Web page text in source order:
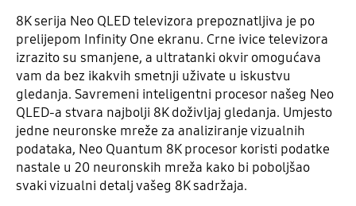
8K serija Neo QLED televizora prepoznatljiva je po
prelijepom Infinity One ekranu. Crne ivice televizora
izrazito su smanjene, a ultratanki okvir omogućava
vam da bez ikakvih smetnji uživate u iskustvu
gledanja. Savremeni inteligentni procesor našeg Neo
QLED-a stvara najbolji 8K doživljaj gledanja. Umjesto
jedne neuronske mreže za analiziranje vizualnih
podataka, Neo Quantum 8K procesor koristi podatke
nastale u 20 neuronskih mreža kako bi poboljšao
svaki vizualni detalj vašeg 8K sadržaja.